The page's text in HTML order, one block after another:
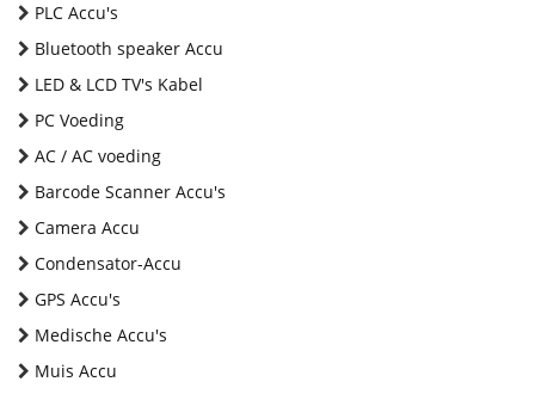
PLC Accu's
Bluetooth speaker Accu
LED & LCD TV's Kabel
PC Voeding
AC / AC voeding
Barcode Scanner Accu's
Camera Accu
Condensator-Accu
GPS Accu's
Medische Accu's
Muis Accu